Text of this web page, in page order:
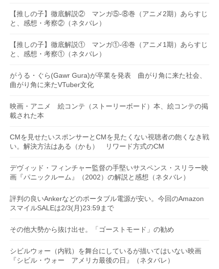
【推しの子】徹底解説② マンガ⑤-⑧巻（アニメ2期）あらすじ
と、感想・考察②（ネタバレ）
【推しの子】徹底解説① マンガ①-④巻（アニメ1期）あらすじ
と、感想・考察①（ネタバレ）
がうる・ぐら(Gawr Gura)が卒業を発表 曲がり角に来た社会、
曲がり角に来たVTuber文化
映画・アニメ 絵コンテ（ストーリーボード）本、絵コンテの掲
載された本
CMを見せたいスポンサーとCMを見たくない視聴者の飽くなき戦
い。解決方法はある（かも） リワード方式のCM
デヴィッド・フィンチャー監督の手堅いサスペンス・スリラー映
画『パニックルーム』（2002）の解説と感想（ネタバレ）
評判の良いAnkerなどのポータブル電源が安い。今回のAmazon
スマイルSALEは2/3(月)23:59まで
その他大勢から抜け出せ。「ゴーストモード」の勧め
シビルウォー（内戦）を舞台にしているが描いてはいない映画
『シビル・ウォー アメリカ最後の日』（ネタバレ）